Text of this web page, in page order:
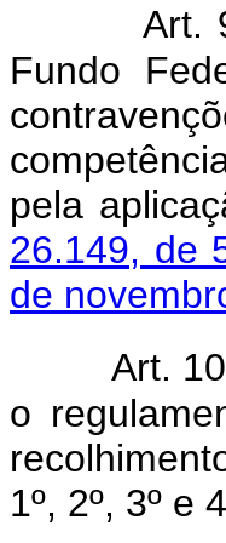
Art.
Fundo
pela
26.149, de
de
Art.
o
1º, 2º, 3º e